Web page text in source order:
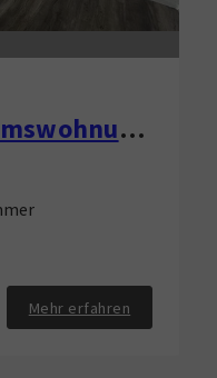
Gepflegte Eigentumswohnung in Rheda-Wiedenbrück zu verkaufen!
Mehr erfahren